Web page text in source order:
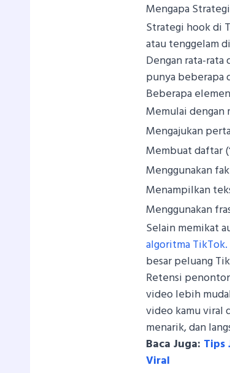
Mengapa
Strategi hook di
atau tenggelam
Dengan rata-
punya beberapa
Beberapa
Memulai dengan
Mengajukan
Membuat daftar
Menggunakan
Menampilkan
Menggunakan
Selain memikat
algoritma TikTok.
besar peluang
Retensi
video lebih
video kamu viral
menarik, dan
Baca Juga: Tips
Viral